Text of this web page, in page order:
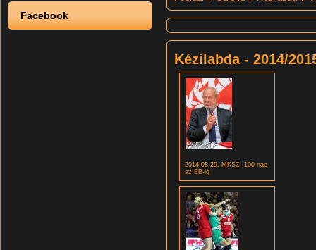
Facebook
Kézilabda - 2014/
2014.08.29. MKSZ: 100 nap
az EB-ig